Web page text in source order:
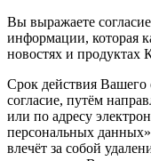
Вы выражаете
информации, которая
новостях и продуктах
Срок действия Вашего
согласие, путём
или по адресу
персональных
влечёт за собой